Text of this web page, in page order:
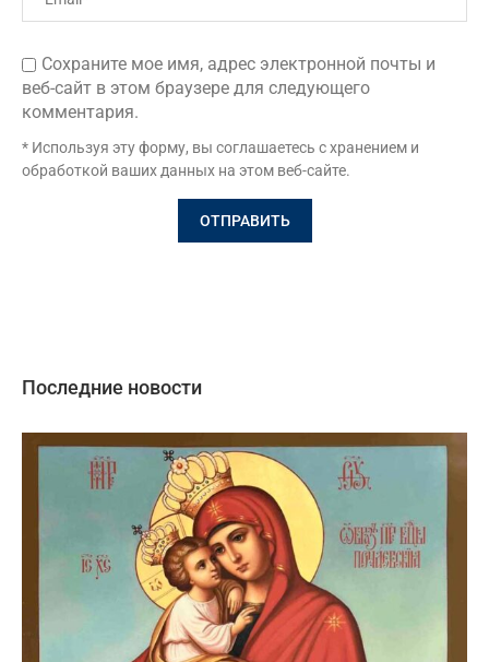
Сохраните мое имя, адрес электронной почты и
веб-сайт в этом браузере для следующего
комментария.
* Используя эту форму, вы соглашаетесь с хранением и
обработкой ваших данных на этом веб-сайте.
Последние новости